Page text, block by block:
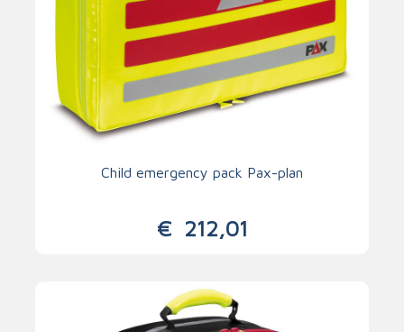
Child emergency pack Pax-plan
€212,01